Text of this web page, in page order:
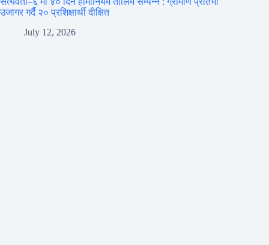
उजागर गर्दै २० प्रशिक्षार्थी दीक्षित
July 12, 2026